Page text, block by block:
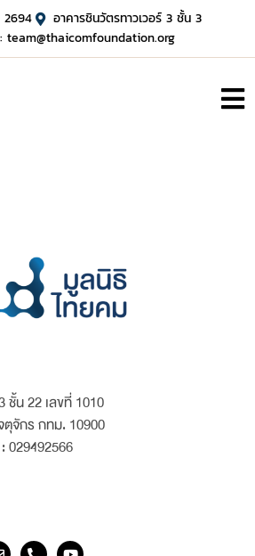
2694
อาคารชินวัตรทาวเวอร์ 3 ชั้น 3
:team@thaicomfoundation.org
ชั้น 22 เลขที่ 1010
จักร กทม. 10900
029492566